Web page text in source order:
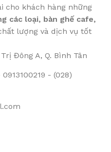
cho khách hàng những
các loại, bàn ghế cafe,
lượng và dịch vụ tốt
Đông A, Q. Bình Tân
- (028)